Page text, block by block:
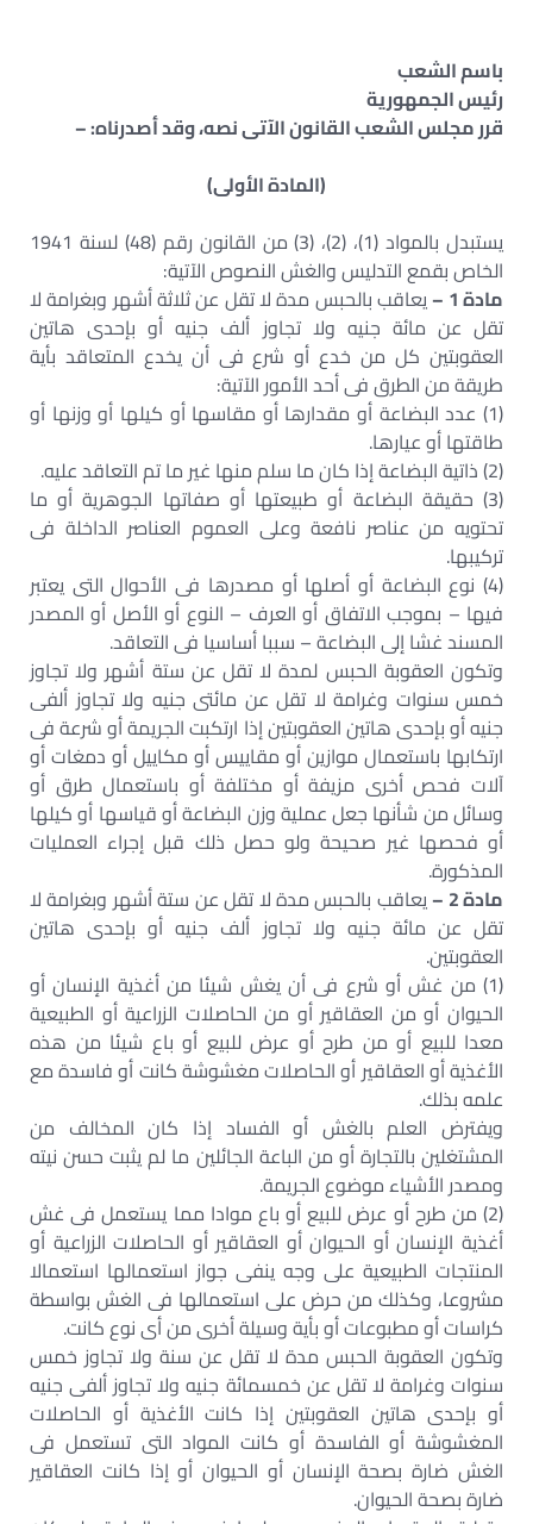
باسم الشعب
رئيس الجمهورية
قرر مجلس الشعب القانون الآتى نصه، وقد أصدرناه: –
(المادة الأولى)
يستبدل بالمواد (1)، (2)، (3) من القانون رقم (48) لسنة 1941
الخاص بقمع التدليس والغش النصوص الآتية:
مادة 1 –
يعاقب بالحبس مدة لا تقل عن ثلاثة أشهر وبغرامة لا
تقل عن مائة جنيه ولا تجاوز ألف جنيه أو بإحدى هاتين
العقوبتين كل من خدع أو شرع فى أن يخدع المتعاقد بأية
طريقة من الطرق فى أحد الأمور الآتية:
(1) عدد البضاعة أو مقدارها أو مقاسها أو كيلها أو وزنها أو
طاقتها أو عيارها.
(2) ذاتية البضاعة إذا كان ما سلم منها غير ما تم التعاقد عليه.
(3) حقيقة البضاعة أو طبيعتها أو صفاتها الجوهرية أو ما
تحتويه من عناصر نافعة وعلى العموم العناصر الداخلة فى
تركيبها.
(4) نوع البضاعة أو أصلها أو مصدرها فى الأحوال التى يعتبر
فيها – بموجب الاتفاق أو العرف – النوع أو الأصل أو المصدر
المسند غشا إلى البضاعة – سببا أساسيا فى التعاقد.
وتكون العقوبة الحبس لمدة لا تقل عن ستة أشهر ولا تجاوز
خمس سنوات وغرامة لا تقل عن مائتى جنيه ولا تجاوز ألفى
جنيه أو بإحدى هاتين العقوبتين إذا ارتكبت الجريمة أو شرعة فى
ارتكابها باستعمال موازين أو مقاييس أو مكاييل أو دمغات أو
آلات فحص أخرى مزيفة أو مختلفة أو باستعمال طرق أو
وسائل من شأنها جعل عملية وزن البضاعة أو قياسها أو كيلها
أو فحصها غير صحيحة ولو حصل ذلك قبل إجراء العمليات
المذكورة.
مادة 2 –
يعاقب بالحبس مدة لا تقل عن ستة أشهر وبغرامة لا
تقل عن مائة جنيه ولا تجاوز ألف جنيه أو بإحدى هاتين
العقوبتين.
(1) من غش أو شرع فى أن يغش شيئا من أغذية الإنسان أو
الحيوان أو من العقاقير أو من الحاصلات الزراعية أو الطبيعية
معدا للبيع أو من طرح أو عرض للبيع أو باع شيئا من هذه
الأغذية أو العقاقير أو الحاصلات مغشوشة كانت أو فاسدة مع
علمه بذلك.
ويفترض العلم بالغش أو الفساد إذا كان المخالف من
المشتغلين بالتجارة أو من الباعة الجائلين ما لم يثبت حسن نيته
ومصدر الأشياء موضوع الجريمة.
(2) من طرح أو عرض للبيع أو باع موادا مما يستعمل فى غش
أغذية الإنسان أو الحيوان أو العقاقير أو الحاصلات الزراعية أو
المنتجات الطبيعية على وجه ينفى جواز استعمالها استعمالا
مشروعا، وكذلك من حرض على استعمالها فى الغش بواسطة
كراسات أو مطبوعات أو بأية وسيلة أخرى من أى نوع كانت.
وتكون العقوبة الحبس مدة لا تقل عن سنة ولا تجاوز خمس
سنوات وغرامة لا تقل عن خمسمائة جنيه ولا تجاوز ألفى جنيه
أو بإحدى هاتين العقوبتين إذا كانت الأغذية أو الحاصلات
المغشوشة أو الفاسدة أو كانت المواد التى تستعمل فى
الغش ضارة بصحة الإنسان أو الحيوان أو إذا كانت العقاقير
ضارة بصحة الحيوان.